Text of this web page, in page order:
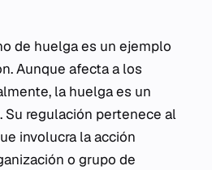
de huelga es un ejemplo
Aunque afecta a los
la huelga es un
regulación pertenece al
involucra la acción
o grupo de